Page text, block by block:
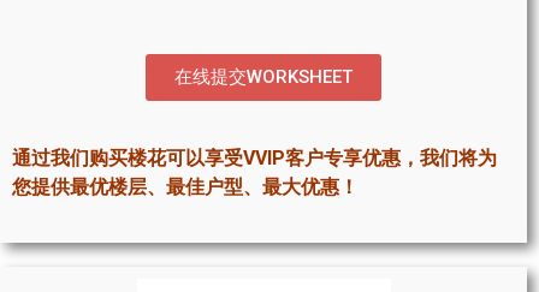
密西沙加社区介绍
在线提交WORKSHEET
通过我们购买楼花可以享受VVIP客户专享优惠，我们将为
您提供最优楼层、最佳户型、最大优惠！